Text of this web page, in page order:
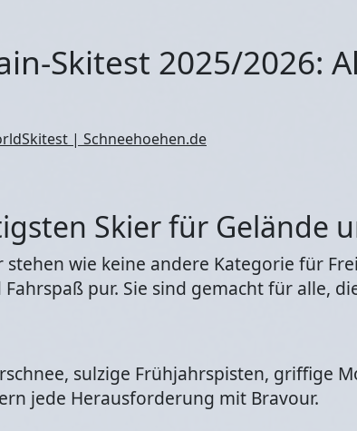
Skitest 2025/2026:
| Schneehoehen.de
Skier für Gelände
stehen wie keine andere Kategorie für
pur. Sie sind gemacht für alle,
sulzige Frühjahrspisten, griffige
jede Herausforderung mit Bravour.